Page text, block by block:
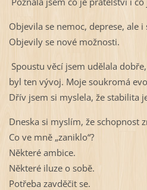
Objevila se nemoc, deprese, ale
Objevily se nové možnosti.
Spoustu věcí jsem udělala
byl ten vývoj. Moje soukromá
Dřív jsem si myslela, že stabilita
Dneska si myslím, že schopnost
Co ve mně „zaniklo“?
Některé ambice.
Některé iluze o sobě.
Potřeba zavděčit se.